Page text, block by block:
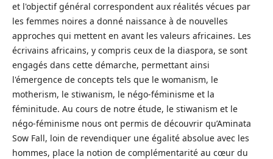
et l'objectif général correspondent aux réalités vécues par
les femmes noires a donné naissance à de nouvelles
approches qui mettent en avant les valeurs africaines. Les
écrivains africains, y compris ceux de la diaspora, se sont
engagés dans cette démarche, permettant ainsi
l'émergence de concepts tels que le womanism, le
motherism, le stiwanism, le négo-féminisme et la
féminitude. Au cours de notre étude, le stiwanism et le
négo-féminisme nous ont permis de découvrir qu’Aminata
Sow Fall, loin de revendiquer une égalité absolue avec les
hommes, place la notion de complémentarité au cœur du